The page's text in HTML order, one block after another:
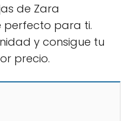
de Zara
perfecto para ti.
y consigue tu
precio.